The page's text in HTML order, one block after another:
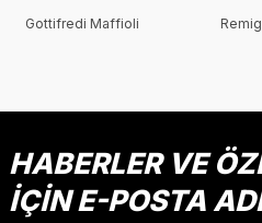
Gottifredi Maffioli
HABERLER VE
İÇİN E-POSTA